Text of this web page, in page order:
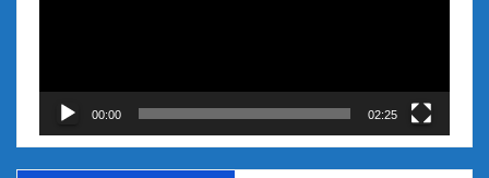
00:00 02:25